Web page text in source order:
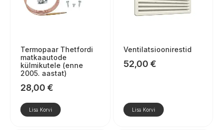
Termopaar Thetfordi
matkaautode
külmikutele (enne
2005. aastat)
28,00 €
Lisa Korvi
Ventilatsioonirestid
52,00 €
Lisa Korvi